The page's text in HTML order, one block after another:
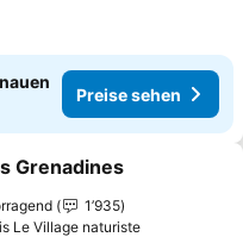
Preise sehen
hinzufügen
Grenadines
1’935
Le Village naturiste